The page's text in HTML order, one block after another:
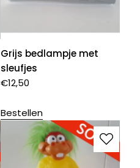
Grijs bedlampje met
sleufjes
€12,50
Bestellen